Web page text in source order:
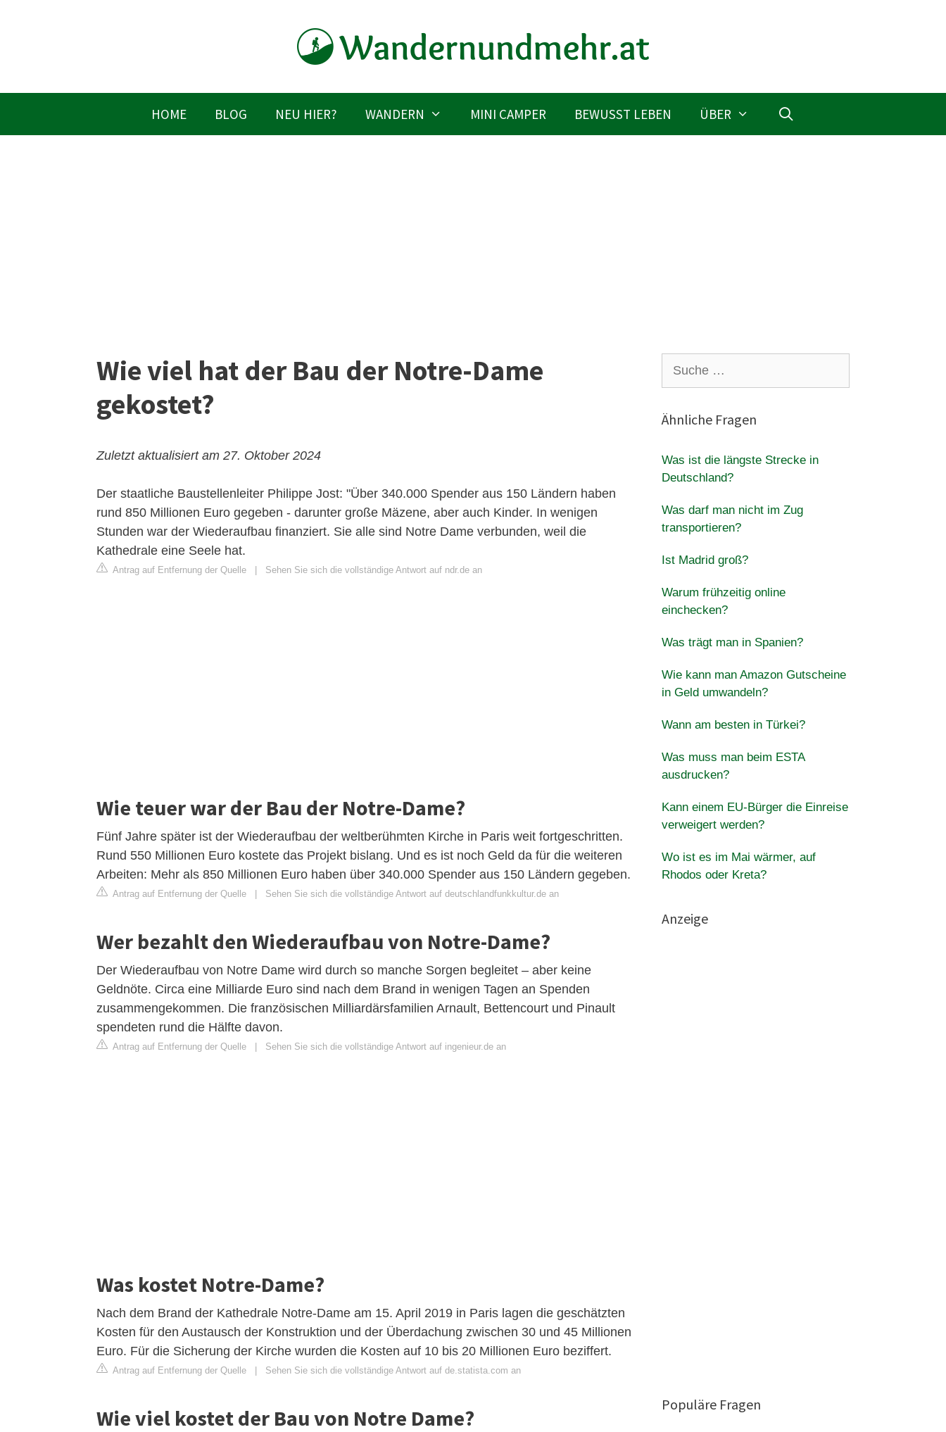
HOME BLOG NEU HIER? WANDERN MINI CAMPER BEWUSST LEBEN ÜBER
Wie viel hat der Bau der Notre-Dame
gekostet?
Zuletzt aktualisiert am 27. Oktober 2024
Der staatliche Baustellenleiter Philippe Jost: "Über 340.000 Spender aus 150 Ländern haben
rund 850 Millionen Euro gegeben - darunter große Mäzene, aber auch Kinder. In wenigen
Stunden war der Wiederaufbau finanziert. Sie alle sind Notre Dame verbunden, weil die
Kathedrale eine Seele hat.
Antrag auf Entfernung der Quelle Sehen Sie sich die vollständige Antwort auf ndr.de an
Wie teuer war der Bau der Notre-Dame?
Fünf Jahre später ist der Wiederaufbau der weltberühmten Kirche in Paris weit fortgeschritten.
Rund 550 Millionen Euro kostete das Projekt bislang. Und es ist noch Geld da für die weiteren
Arbeiten: Mehr als 850 Millionen Euro haben über 340.000 Spender aus 150 Ländern gegeben.
Antrag auf Entfernung der Quelle Sehen Sie sich die vollständige Antwort auf deutschlandfunkkultur.de an
Wer bezahlt den Wiederaufbau von Notre-Dame?
Der Wiederaufbau von Notre Dame wird durch so manche Sorgen begleitet – aber keine
Geldnöte. Circa eine Milliarde Euro sind nach dem Brand in wenigen Tagen an Spenden
zusammengekommen. Die französischen Milliardärsfamilien Arnault, Bettencourt und Pinault
spendeten rund die Hälfte davon.
Antrag auf Entfernung der Quelle Sehen Sie sich die vollständige Antwort auf ingenieur.de an
Was kostet Notre-Dame?
Nach dem Brand der Kathedrale Notre-Dame am 15. April 2019 in Paris lagen die geschätzten
Kosten für den Austausch der Konstruktion und der Überdachung zwischen 30 und 45 Millionen
Euro. Für die Sicherung der Kirche wurden die Kosten auf 10 bis 20 Millionen Euro beziffert.
Antrag auf Entfernung der Quelle Sehen Sie sich die vollständige Antwort auf de.statista.com an
Wie viel kostet der Bau von Notre Dame?
nach:
Ähnliche Fragen
Was ist die längste Strecke in
Deutschland?
Was darf man nicht im Zug
transportieren?
Ist Madrid groß?
Warum frühzeitig online
einchecken?
Was trägt man in Spanien?
Wie kann man Amazon Gutscheine
in Geld umwandeln?
Wann am besten in Türkei?
Was muss man beim ESTA
ausdrucken?
Kann einem EU-Bürger die Einreise
verweigert werden?
Wo ist es im Mai wärmer, auf
Rhodos oder Kreta?
Anzeige
Populäre Fragen